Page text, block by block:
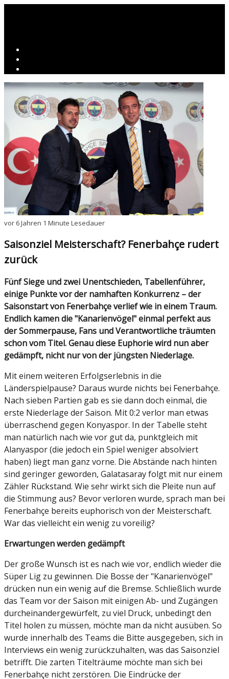
vor 6 Jahren 1 Minute Lesedauer
Saisonziel Meisterschaft? Fenerbahçe rudert
zurück
Fünf Siege und zwei Unentschieden, Tabellenführer,
einige Punkte vor der namhaften Konkurrenz – der
Saisonstart von Fenerbahçe verlief wie in einem Traum.
Endlich kamen die "Kanarienvögel" einmal perfekt aus
der Sommerpause, Fans und Verantwortliche träumten
schon vom Titel. Genau diese Euphorie wird nun aber
gedämpft, nicht nur von der jüngsten Niederlage.
Mit einem weiteren Erfolgserlebnis in die
Länderspielpause? Daraus wurde nichts bei Fenerbahçe.
Nach sieben Partien gab es sie dann doch einmal, die
erste Niederlage der Saison. Mit 0:2 verlor man etwas
überraschend gegen Konyaspor. In der Tabelle steht
man natürlich nach wie vor gut da, punktgleich mit
Alanyaspor (die jedoch ein Spiel weniger absolviert
haben) liegt man ganz vorne. Die Abstände nach hinten
sind geringer geworden, Galatasaray folgt mit nur einem
Zähler Rückstand. Wie sehr wirkt sich die Pleite nun auf
die Stimmung aus? Bevor verloren wurde, sprach man bei
Fenerbahçe bereits euphorisch von der Meisterschaft.
War das vielleicht ein wenig zu voreilig?
Erwartungen werden gedämpft
Der große Wunsch ist es nach wie vor, endlich wieder die
Süper Lig zu gewinnen. Die Bosse der "Kanarienvögel"
drücken nun ein wenig auf die Bremse. Schließlich wurde
das Team vor der Saison mit einigen Ab- und Zugängen
durcheinandergewürfelt, zu viel Druck, unbedingt den
Titel holen zu müssen, möchte man da nicht ausüben. So
wurde innerhalb des Teams die Bitte ausgegeben, sich in
Interviews ein wenig zurückzuhalten, was das Saisonziel
betrifft. Die zarten Titelträume möchte man sich bei
Fenerbahçe nicht zerstören. Die Eindrücke der